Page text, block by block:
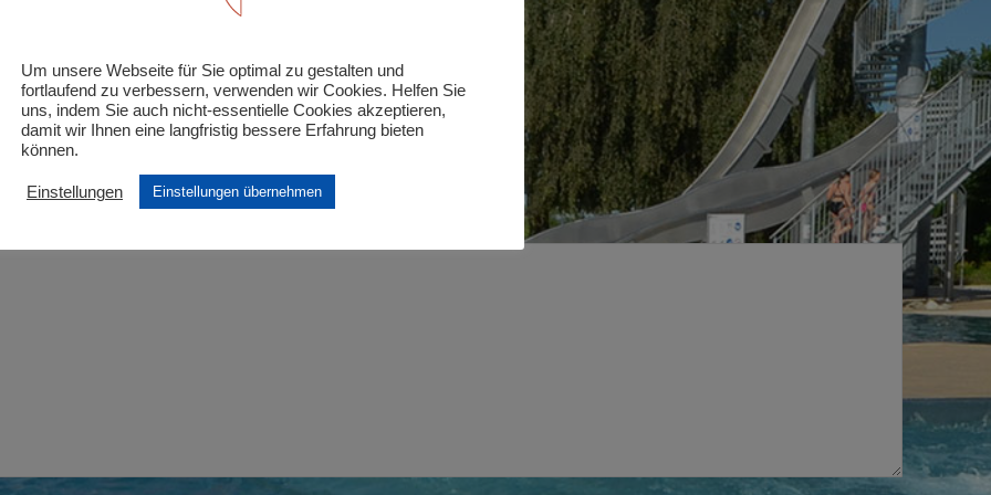
sind mit*markiert
Um unsere Webseite für Sie optimal zu gestalten und
fortlaufend zu verbessern, verwenden wir Cookies. Helfen Sie
uns, indem Sie auch nicht-essentielle Cookies akzeptieren,
damit wir Ihnen eine langfristig bessere Erfahrung bieten
können.
Einstellungen Einstellungen übernehmen